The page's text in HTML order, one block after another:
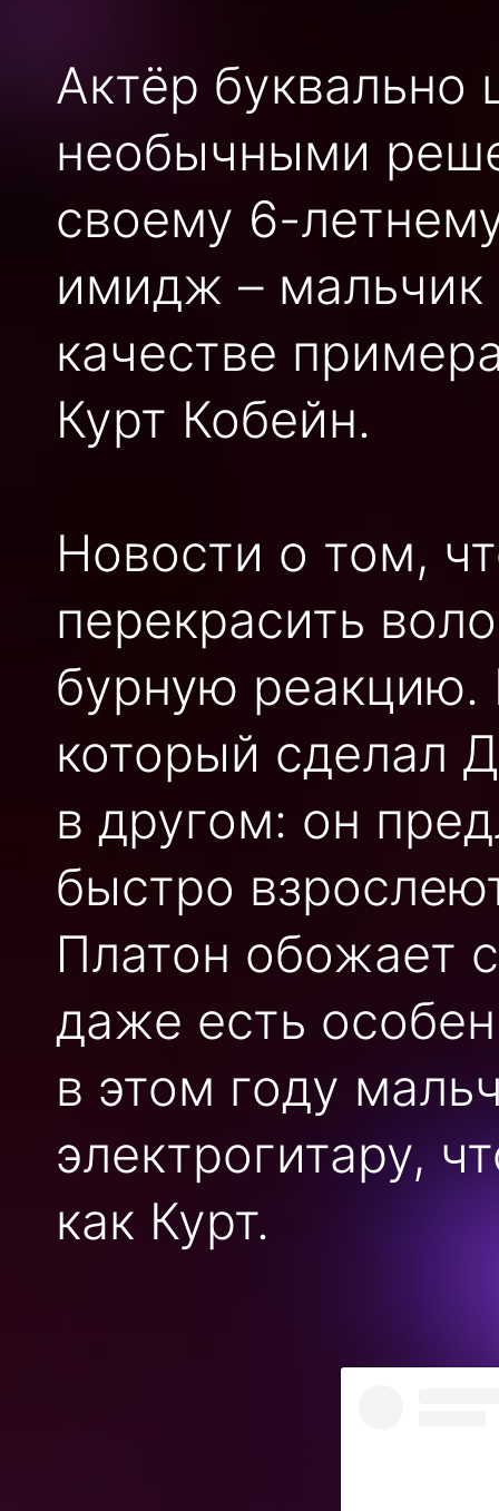
Актёр буквально
необычными
своему 6-
имидж – мальчик
качестве
Курт Кобейн.
Новости о том,
перекрасить
бурную
который сделал
в другом: он
быстро
Платон обожает
даже есть
в этом году
электрогитару,
как Курт.